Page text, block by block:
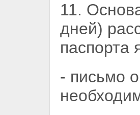
11.
дней)
паспорта
- письмо